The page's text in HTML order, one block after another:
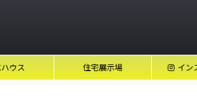
ウス 住宅展示場 イン